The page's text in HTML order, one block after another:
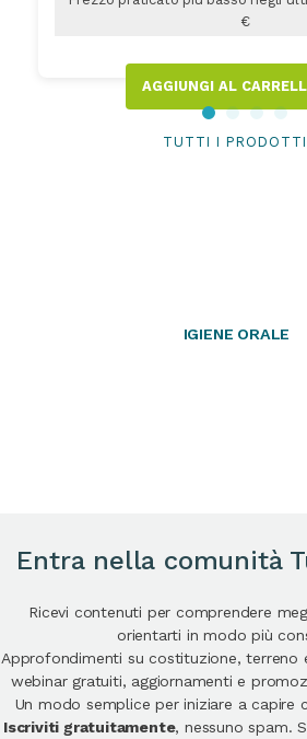
€
AGGIUNGI AL
TUTTI I
IGIENE ORALE
Entra nella comunità
Ricevi contenuti per comprendere
orientarti in modo più
Approfondimenti su costituzione, terreno
webinar gratuiti, aggiornamenti e
Un modo semplice per iniziare a capire
Iscriviti gratuitamente, nessuno spam.